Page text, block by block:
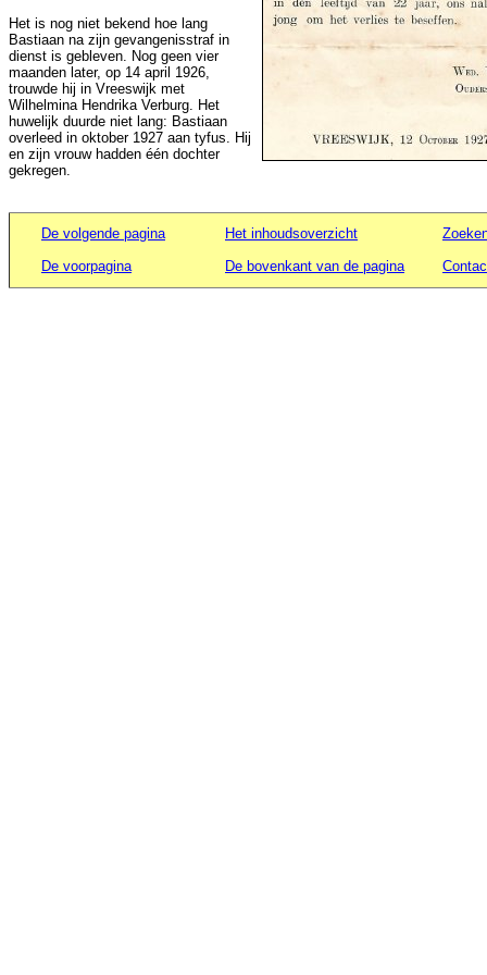
Het is nog niet bekend hoe lang
Bastiaan na zijn gevangenisstraf in
dienst is gebleven. Nog geen vier
maanden later, op 14 april 1926,
trouwde hij in Vreeswijk met
Wilhelmina Hendrika Verburg. Het
huwelijk duurde niet lang: Bastiaan
overleed in oktober 1927 aan tyfus. Hij
en zijn vrouw hadden één dochter
gekregen.
De volgende pagina
De voorpagina
Het inhoudsoverzicht
De bovenkant van de pagina